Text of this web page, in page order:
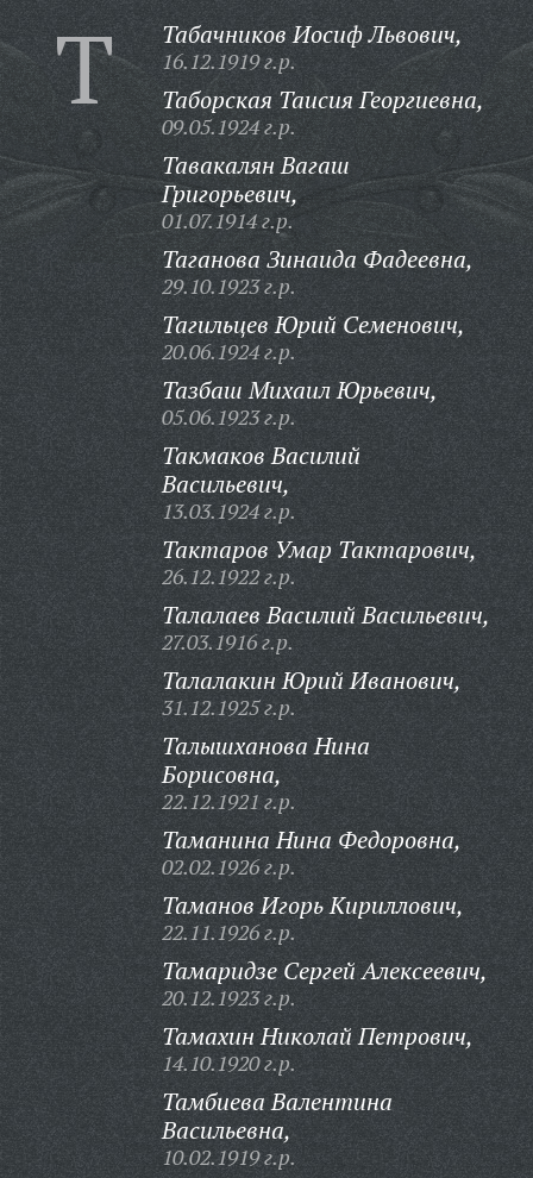
Т Табачников Иосиф Львович,
16.12.1919 г.р.
Таборская Таисия Георгиевна,
09.05.1924 г.р.
Тавакалян Вагаш
Григорьевич,
01.07.1914 г.р.
Таганова Зинаида Фадеевна,
29.10.1923 г.р.
Тагильцев Юрий Семенович,
20.06.1924 г.р.
Тазбаш Михаил Юрьевич,
05.06.1923 г.р.
Такмаков Василий
Васильевич,
13.03.1924 г.р.
Тактаров Умар Тактарович,
26.12.1922 г.р.
Талалаев Василий Васильевич,
27.03.1916 г.р.
Талалакин Юрий Иванович,
31.12.1925 г.р.
Талышханова Нина
Борисовна,
22.12.1921 г.р.
Таманина Нина Федоровна,
02.02.1926 г.р.
Таманов Игорь Кириллович,
22.11.1926 г.р.
Тамаридзе Сергей Алексеевич,
20.12.1923 г.р.
Тамахин Николай Петрович,
14.10.1920 г.р.
Тамбиева Валентина
Васильевна,
10.02.1919 г.р.